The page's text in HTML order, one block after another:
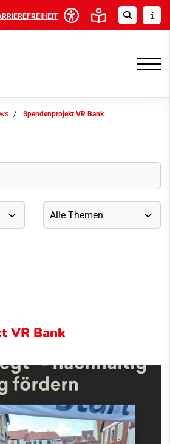
Spendenprojekt VR Bank
VR Bank